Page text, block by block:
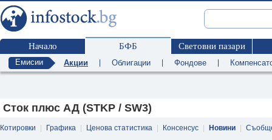
Начало БФБ Световни пазари
Емисии Акции Облигации Фондове
Сток плюс АД (STKP / SW3)
Котировки Графика Ценова статистика Консенсус Новини